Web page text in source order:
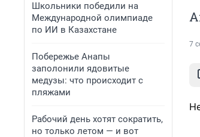
Школьники победили на
Международной олимпиаде
по ИИ в Казахстане
Побережье Анапы
заполонили ядовитые
медузы: что происходит с
пляжами
Рабочий день хотят сократить,
но только летом — и вот
7